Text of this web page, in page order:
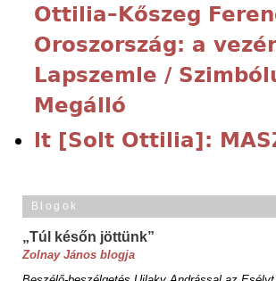
Ottilia–Kőszeg
Oroszország: a
Lapszemle /
Megálló
lt [Solt Ottilia]:
Blogok
„Túl későn jöttünk”
Zolnay János blogja